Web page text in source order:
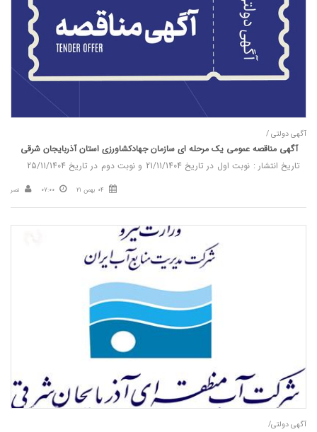
آگهی دولتی /
آگهی مناقصه عمومی یک مرحله ای سازمان جهادکشاورزی استان آذربایجان شرقی
تاریخ انتشار : نوبت اول در تاریخ 21/11/1404 و نوبت دوم در تاریخ 25/11/1404
04 بهمن 21 07:00 نصر
آگهی دولتی/